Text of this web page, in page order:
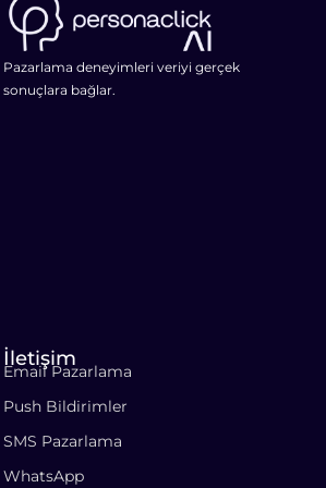
Pazarlama deneyimleri veriyi gerçek
sonuçlara bağlar.
İletişim
Email Pazarlama
Push Bildirimler
SMS Pazarlama
WhatsApp